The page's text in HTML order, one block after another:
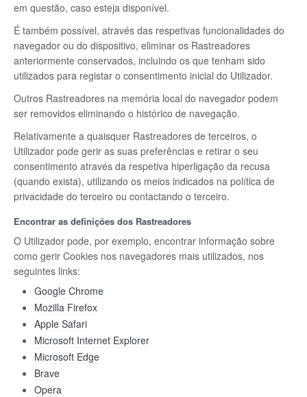
em questão, caso esteja disponível.
É também possível, através das respetivas funcionalidades do
navegador ou do dispositivo, eliminar os Rastreadores
anteriormente conservados, incluindo os que tenham sido
utilizados para registar o consentimento inicial do Utilizador.
Outros Rastreadores na memória local do navegador podem
ser removidos eliminando o histórico de navegação.
Relativamente a quaisquer Rastreadores de terceiros, o
Utilizador pode gerir as suas preferências e retirar o seu
consentimento através da respetiva hiperligação da recusa
(quando exista), utilizando os meios indicados na política de
privacidade do terceiro ou contactando o terceiro.
Encontrar as definições dos Rastreadores
O Utilizador pode, por exemplo, encontrar informação sobre
como gerir Cookies nos navegadores mais utilizados, nos
seguintes links:
Google Chrome
Mozilla Firefox
Apple Safari
Microsoft Internet Explorer
Microsoft Edge
Brave
Opera